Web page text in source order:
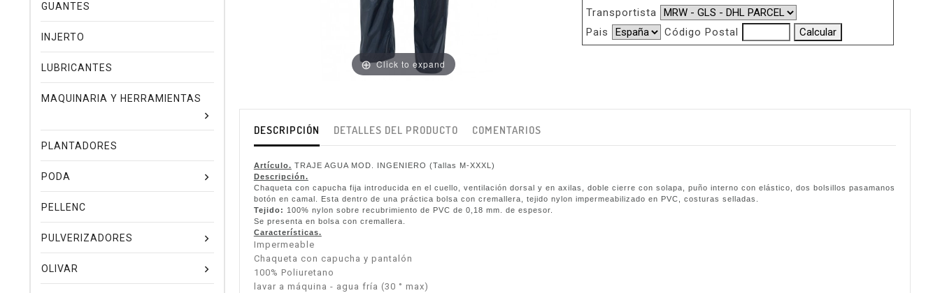
GUANTES
INJERTO
LUBRICANTES
MAQUINARIA Y HERRAMIENTAS
PLANTADORES
PODA
PELLENC
PULVERIZADORES
OLIVAR
Click to expand
Transportista
Pais
Código Postal
DESCRIPCIÓN DETALLES DEL PRODUCTO COMENTARIOS
Artículo. TRAJE AGUA MOD. INGENIERO (Tallas M-XXXL)
Descripción.
Chaqueta con capucha fija introducida en el cuello, ventilación dorsal y en axilas, doble cierre con solapa, puño interno con elástico, dos bolsillos pasamanos
botón en camal. Esta dentro de una práctica bolsa con cremallera, tejido nylon impermeabilizado en PVC, costuras selladas.
Tejido: 100% nylon sobre recubrimiento de PVC de 0,18 mm. de espesor.
Se presenta en bolsa con cremallera.
Características.
Impermeable
Chaqueta con capucha y pantalón
100% Poliuretano
lavar a máquina - agua fría (30 ° max)